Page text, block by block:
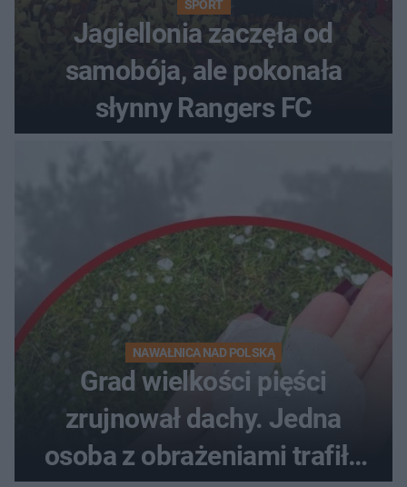
SPORT
Jagiellonia zaczęła od
samobója, ale pokonała
słynny Rangers FC
NAWAŁNICA NAD POLSKĄ
Grad wielkości pięści
zrujnował dachy. Jedna
osoba z obrażeniami trafiła